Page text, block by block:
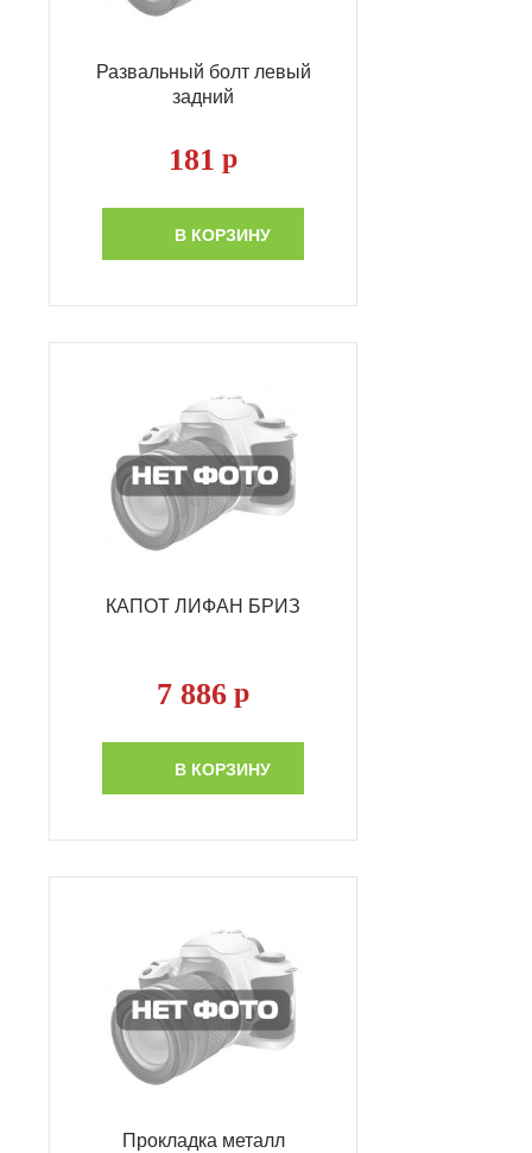
Развальный болт левый
задний
181 р
В КОРЗИНУ
КАПОТ ЛИФАН БРИЗ
7 886 р
В КОРЗИНУ
Прокладка металл